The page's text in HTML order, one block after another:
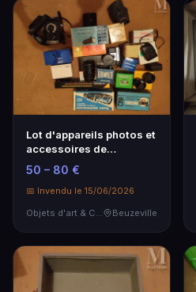
Lot d'appareils photos et
accessoires de
photographe en boît…
50 – 80 €
📅 Invendu le 15/06/2026
Objets d'art & Curiosités
Beuzeville